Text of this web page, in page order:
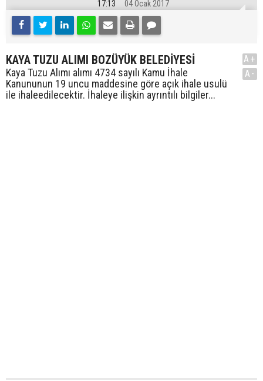
17:13 04 Ocak 2017
KAYA TUZU ALIMI BOZÜYÜK BELEDİYESİ
Kaya Tuzu Alımı alımı 4734 sayılı Kamu İhale
Kanununun 19 uncu maddesine göre açık ihale usulü
ile ihaleedilecektir. İhaleye ilişkin ayrıntılı bilgiler...
A+
A-